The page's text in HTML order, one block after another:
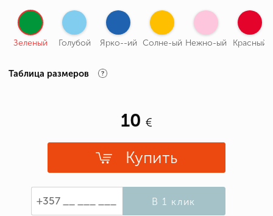
10
Купить
В 1 клик
Зеленый Голубой Ярко--ий Солне-ый Нежно-ый Красный
Таблица размеров